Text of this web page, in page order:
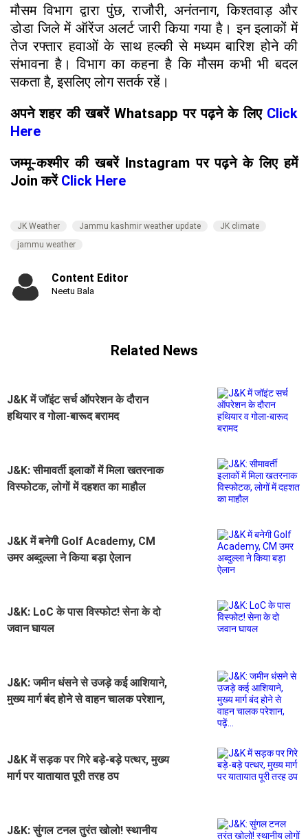
मौसम विभाग द्वारा पुंछ, राजौरी, अनंतनाग, किश्तवाड़ और
डोडा जिले में ऑरेंज अलर्ट जारी किया गया है। इन इलाकों में
तेज रफ्तार हवाओं के साथ हल्की से मध्यम बारिश होने की
संभावना है। विभाग का कहना है कि मौसम कभी भी बदल
सकता है, इसलिए लोग सतर्क रहें।
अपने शहर की खबरें Whatsapp पर पढ़ने के लिए Click
Here
जम्मू-कश्मीर की खबरें Instagram पर पढ़ने के लिए हमें
Join करें Click Here
JK Weather Jammu kashmir weather update
JK climate
jammu weather
Content Editor
Neetu Bala
Related News
J&K में जॉइंट सर्च ऑपरेशन के दौरान
हथियार व गोला-बारूद बरामद
J&K: सीमावर्ती इलाकों में मिला खतरनाक
विस्फोटक, लोगों में दहशत का माहौल
J&K में बनेगी Golf Academy, CM
उमर अब्दुल्ला ने किया बड़ा ऐलान
J&K: LoC के पास विस्फोट! सेना के दो
जवान घायल
J&K: जमीन धंसने से उजड़े कई आशियाने,
मुख्य मार्ग बंद होने से वाहन चालक परेशान,
J&K में सड़क पर गिरे बड़े-बड़े पत्थर, मुख्य
मार्ग पर यातायात पूरी तरह ठप
J&K: सुंगल टनल तुरंत खोलो! स्थानीय